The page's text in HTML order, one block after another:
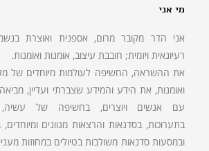
מי אני
אני הדר מקובר מרום, אספנית ואוצרת
רעיונאית ויזמית; חובבת עיצוב, אוּמנות ואוֹמנות.
את ההשראה, החשיפה לעולמות מיוחדים של
ואומנות, את הידע והמידע שצברתי ועדיין,
עם אנשים ויוצרים, בחשיפה של עשיה,
בתערוכות, בסדנאות והרצאות מגוונים
ובמסעות סדנאות משולבות בטיולים במחוזות